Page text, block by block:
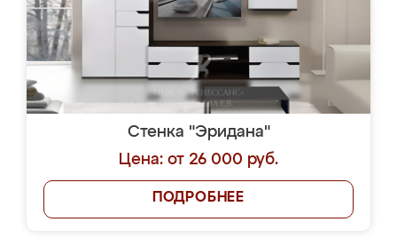
Стенка "Эридана"
Цена: от 26 000 руб.
ПОДРОБНЕЕ